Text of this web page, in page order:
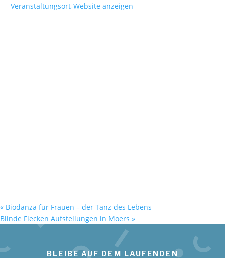
Veranstaltungsort-Website anzeigen
« Biodanza für Frauen – der Tanz des Lebens
Blinde Flecken Aufstellungen in Moers »
BLEIBE AUF DEM LAUFENDEN